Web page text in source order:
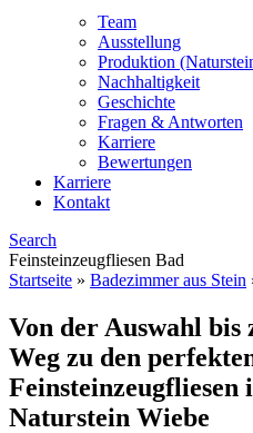
Team
Ausstellung
Produktion
Nachhaltigkeit
Geschichte
Fragen & Antworten
Karriere
Bewertungen
Karriere
Kontakt
Search
Feinsteinzeugfliesen Bad
Startseite » Badezimmer aus Stein
Von der Auswahl
Weg zu den
Naturstein Wiebe